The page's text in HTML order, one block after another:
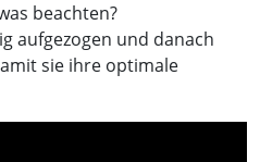
beachten?
aufgezogen und danach
sie ihre optimale